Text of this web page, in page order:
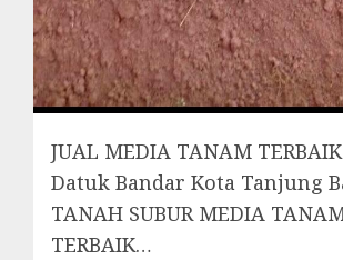
JUAL MEDIA TANAM
Datuk Bandar Kota Tanjung
TANAH SUBUR MEDIA
TERBAIK…